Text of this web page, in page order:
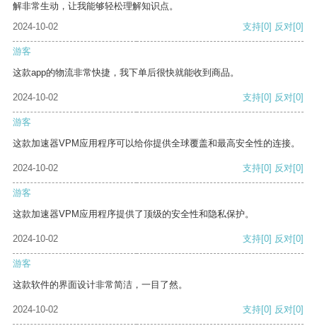
解非常生动，让我能够轻松理解知识点。
2024-10-02
支持[0] 反对[0]
游客
这款app的物流非常快捷，我下单后很快就能收到商品。
2024-10-02 支持[0] 反对[0]
游客
这款加速器VPM应用程序可以给你提供全球覆盖和最高安全性的连接。
2024-10-02 支持[0] 反对[0]
游客
这款加速器VPM应用程序提供了顶级的安全性和隐私保护。
2024-10-02 支持[0] 反对[0]
游客
这款软件的界面设计非常简洁，一目了然。
2024-10-02 支持[0] 反对[0]